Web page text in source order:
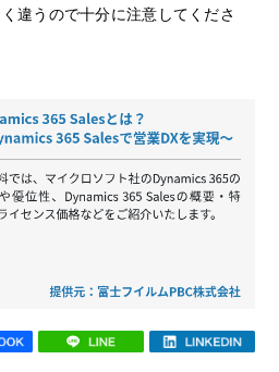
違うので十分に注意してくださ